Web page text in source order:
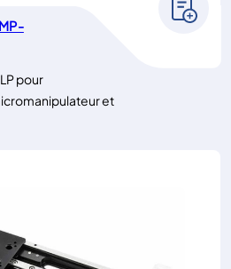
pour
et